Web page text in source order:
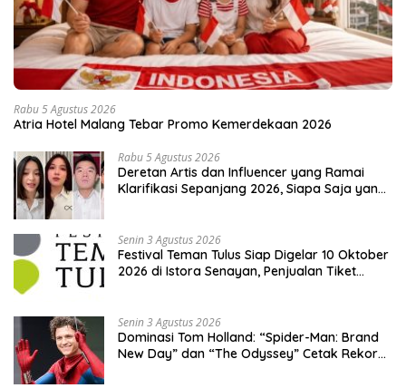
Rabu 5 Agustus 2026
Atria Hotel Malang Tebar Promo Kemerdekaan 2026
Rabu 5 Agustus 2026
Deretan Artis dan Influencer yang Ramai
Klarifikasi Sepanjang 2026, Siapa Saja yang
Senin 3 Agustus 2026
Festival Teman Tulus Siap Digelar 10 Oktober
2026 di Istora Senayan, Penjualan Tiket
Senin 3 Agustus 2026
Dominasi Tom Holland: “Spider-Man: Brand
New Day” dan “The Odyssey” Cetak Rekor